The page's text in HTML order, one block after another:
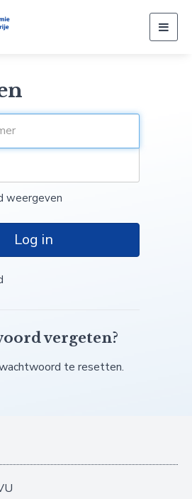
weergeven
Log in
vergeten?
te resetten.